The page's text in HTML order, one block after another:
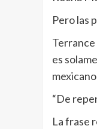
Pero las
Terrance
es
“De
La frase